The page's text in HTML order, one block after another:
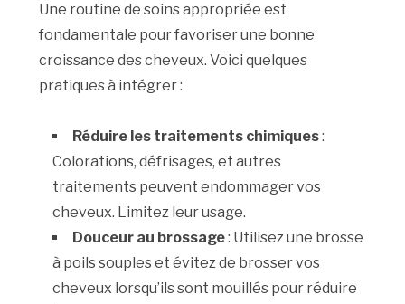
Une routine de soins appropriée est
fondamentale pour favoriser une bonne
croissance des cheveux. Voici quelques
pratiques à intégrer :
Réduire les traitements chimiques:
Colorations, défrisages, et autres
traitements peuvent endommager vos
cheveux. Limitez leur usage.
Douceur au brossage: Utilisez une brosse
à poils souples et évitez de brosser vos
cheveux lorsqu’ils sont mouillés pour réduire